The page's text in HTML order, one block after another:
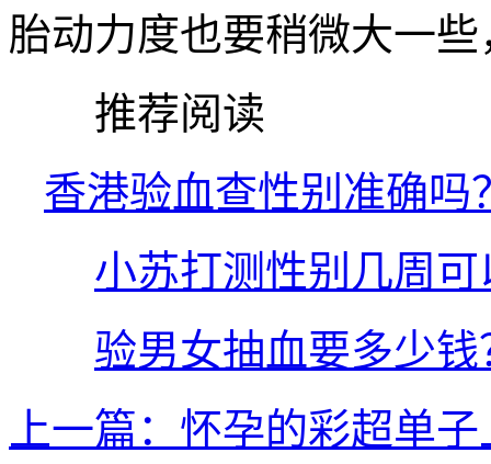
胎动力度也要稍微大一
推荐阅读
香港验血查性别准确吗
小苏打测性别几周
验男女抽血要多少
上一篇：怀孕的彩超单